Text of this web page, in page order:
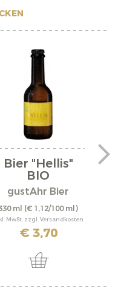
Bier "Hellis"
BIO
gustAhr Bier
ml (€ 1,12/100 ml)
MwSt. zzgl. Versandkosten
€ 3,70